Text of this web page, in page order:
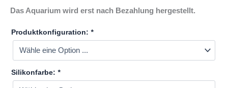
Das Aquarium wird erst nach Bezahlung hergestellt.
Produktkonfiguration: *
Silikonfarbe: *